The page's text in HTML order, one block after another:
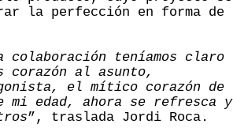
la perfección en forma de
colaboración teníamos claro
corazón al asunto,
el mítico corazón de
mi edad, ahora se refresca y
”, traslada Jordi Roca.